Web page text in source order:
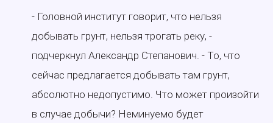
- Головной институт говорит, что нельзя
добывать грунт, нельзя трогать реку, -
подчеркнул Александр Степанович. - То, что
сейчас предлагается добывать там грунт,
абсолютно недопустимо. Что может произойти
в случае добычи? Неминуемо будет